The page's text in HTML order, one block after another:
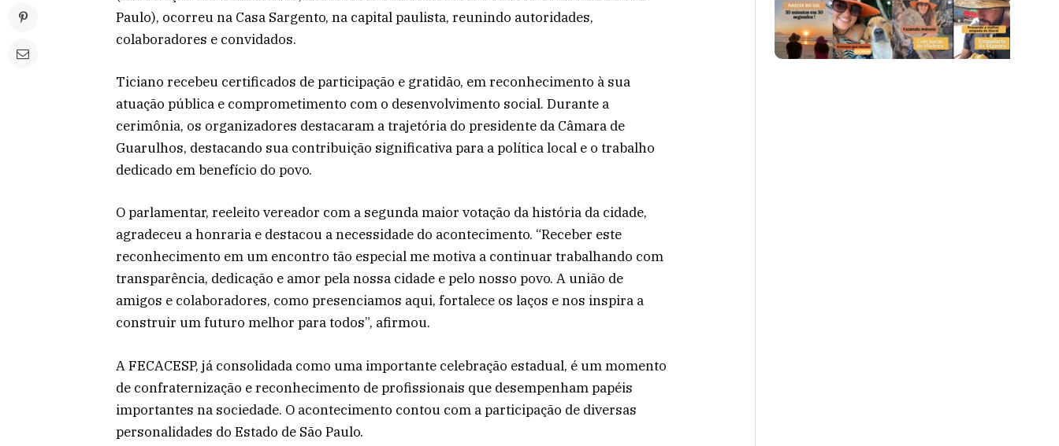
Paulo), ocorreu na Casa Sargento, na capital paulista, reunindo autoridades,
colaboradores e convidados.
Ticiano recebeu certificados de participação e gratidão, em reconhecimento à sua
atuação pública e comprometimento com o desenvolvimento social. Durante a
cerimônia, os organizadores destacaram a trajetória do presidente da Câmara de
Guarulhos, destacando sua contribuição significativa para a política local e o trabalho
dedicado em benefício do povo.
O parlamentar, reeleito vereador com a segunda maior votação da história da cidade,
agradeceu a honraria e destacou a necessidade do acontecimento. “Receber este
reconhecimento em um encontro tão especial me motiva a continuar trabalhando com
transparência, dedicação e amor pela nossa cidade e pelo nosso povo. A união de
amigos e colaboradores, como presenciamos aqui, fortalece os laços e nos inspira a
construir um futuro melhor para todos”, afirmou.
A FECACESP, já consolidada como uma importante celebração estadual, é um momento
de confraternização e reconhecimento de profissionais que desempenham papéis
importantes na sociedade. O acontecimento contou com a participação de diversas
personalidades do Estado de São Paulo.